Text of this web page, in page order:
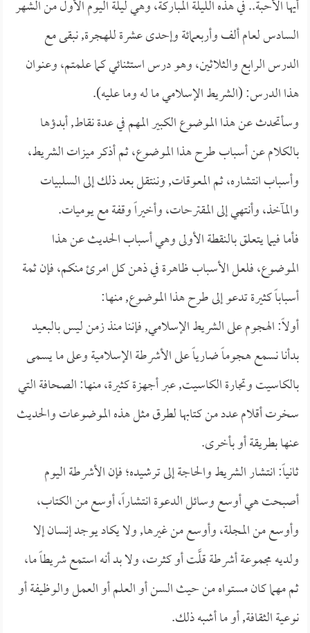
أيها الأحبة.. في هذه الليلة المباركة، وهي ليلة اليوم الأول من الشهر
السادس لعام ألف وأربعمائة وإحدى عشرة للهجرة, نبقى مع
الدرس الرابع والثلاثين، وهو درس استثنائي كما علمتم، وعنوان
هذا الدرس: (الشريط الإسلامي ما له وما عليه).
وسأتحدث عن هذا الموضوع الكبير المهم في عدة نقاط, أبدؤها
بالكلام عن أسباب طرح هذا الموضوع، ثم أذكر ميزات الشريط،
وأسباب انتشاره، ثم المعوقات, وننتقل بعد ذلك إلى السلبيات
والمآخذ، وأنتهي إلى المقترحات، وأخيراً وقفة مع يوميات.
فأما فيما يتعلق بالنقطة الأولى وهي أسباب الحديث عن هذا
الموضوع، فلعل الأسباب ظاهرة في ذهن كل امرئ منكم، فإن ثمة
أسباباً كثيرة تدعو إلى طرح هذا الموضوع, منها:
أولاً: الهجوم على الشريط الإسلامي, فإننا منذ زمن ليس بالبعيد
بدأنا نسمع هجوماً ضارياً على الأشرطة الإسلامية وعلى ما يسمى
بالكاسيت وتجارة الكاسيت, عبر أجهزة كثيرة، منها: الصحافة التي
سخرت أقلام عدد من كتابها لطرق مثل هذه الموضوعات والحديث
عنها بطريقة أو بأخرى.
ثانياً: انتشار الشريط والحاجة إلى ترشيده؛ فإن الأشرطة اليوم
أصبحت هي أوسع وسائل الدعوة انتشاراً، أوسع من الكتاب،
وأوسع من المجلة، وأوسع من غيرها, ولا يكاد يوجد إنسان إلا
ولديه مجموعة أشرطة قلَّت أو كثرت، ولا بد أنه استمع شريطاً ما،
ثم مهما كان مستواه من حيث السن أو العلم أو العمل والوظيفة أو
نوعية الثقافة, أو ما أشبه ذلك.